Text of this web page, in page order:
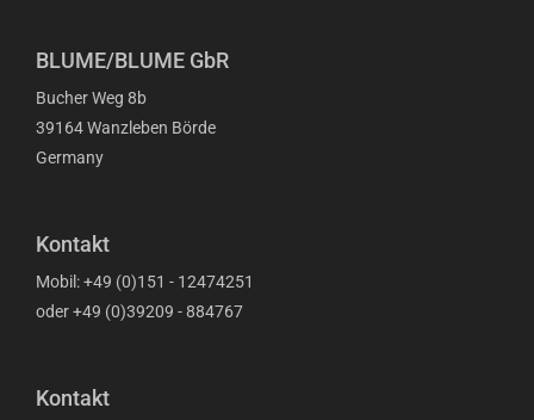
BLUME/BLUME GbR
Bucher Weg 8b
39164 Wanzleben Börde
Germany
Kontakt
Mobil: +49 (0)151 - 12474251
oder +49 (0)39209 - 884767
Kontakt